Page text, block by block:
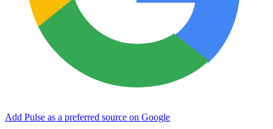
Add Pulse as a preferred source on Google